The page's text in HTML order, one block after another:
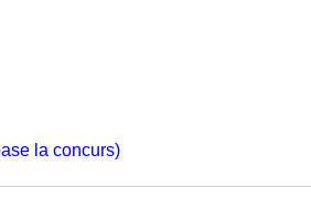
la concurs)